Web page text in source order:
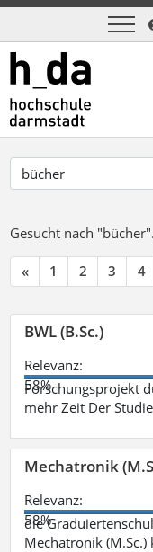
Gesucht nach "bücher".
« 1 2 3 4
BWL (B.Sc.)
Relevanz:
58%
Forschungsprojekt
mehr Zeit Der
Mechatronik
Relevanz:
58%
die
Mechatronik